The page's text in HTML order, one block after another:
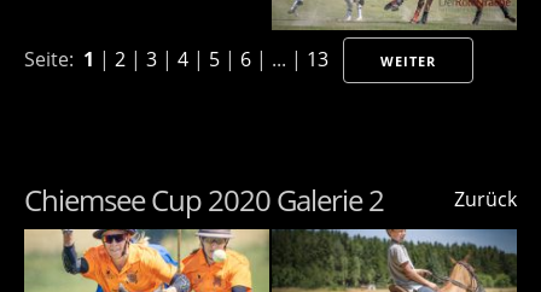
Seite: 1 | 2 | 3 | 4 | 5 | 6 | ... | 13 WEITER
Zurück
Chiemsee Cup 2020 Galerie 2